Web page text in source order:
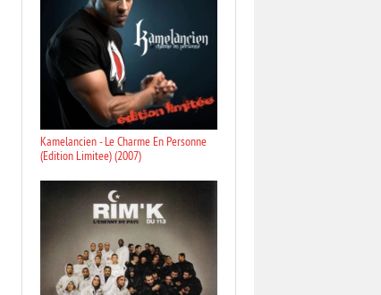
Kamelancien - Le Charme En Personne
(Edition Limitee) (2007)